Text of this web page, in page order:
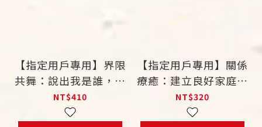
【指定用戶專用】界限
共舞：說出我是誰，為
的是與你相遇 12 天的
自我與關係邊界探索之
NT$410
【指定用戶專用】關係
療癒：建立良好家庭、
友誼、情感五步驟
NT$320